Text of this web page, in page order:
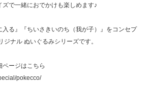
で一緒におでかけも楽しめます♪
入る』『ちいさきいのち（我が子）』をコンセプ
ジナル ぬいぐるみシリーズです。
ージはこちら
pokecco/